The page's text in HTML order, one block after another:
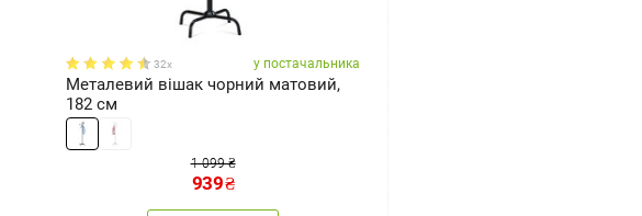
32x у постачальника
Металевий вішак чорний матовий,
182 см
1 099 ₴
939₴